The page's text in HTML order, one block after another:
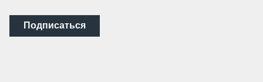
Подписаться